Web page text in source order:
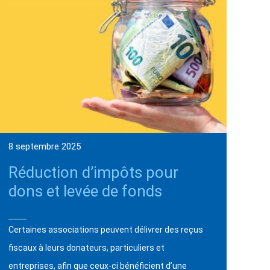
8 septembre 2025
Réduction d’impôts pour
dons et levée de fonds
Certaines associations peuvent délivrer des reçus
fiscaux à leurs donateurs, particuliers et
entreprises, afin que ceux-ci bénéficient d’une